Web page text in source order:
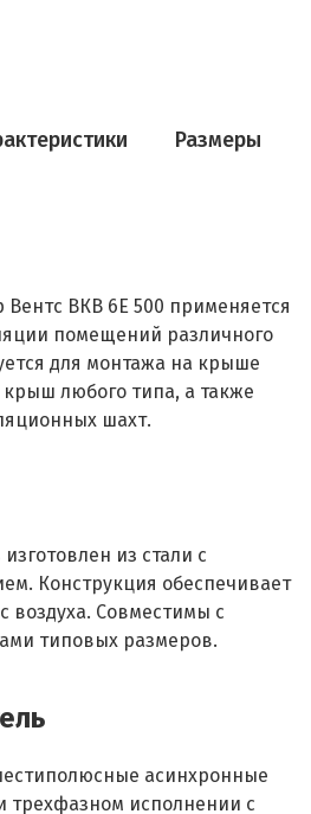
Размеры
ВКВ 6Е 500 применяется
помещений различного
для монтажа на крыше
любого типа, а также
шахт.
из стали с
Конструкция обеспечивает
воздуха. Совместимы с
типовых размеров.
асинхронные
трехфазном исполнении с